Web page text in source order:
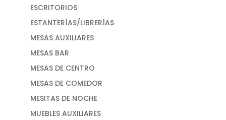
ESCRITORIOS
ESTANTERÍAS/LIBRERÍAS
MESAS AUXILIARES
MESAS BAR
MESAS DE CENTRO
MESAS DE COMEDOR
MESITAS DE NOCHE
MUEBLES AUXILIARES